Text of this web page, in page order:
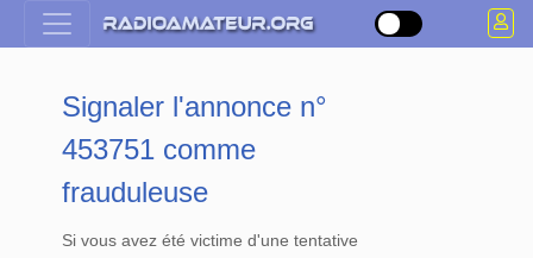
Signaler l'annonce n°
453751 comme
frauduleuse
Si vous avez été victime d'une tentative